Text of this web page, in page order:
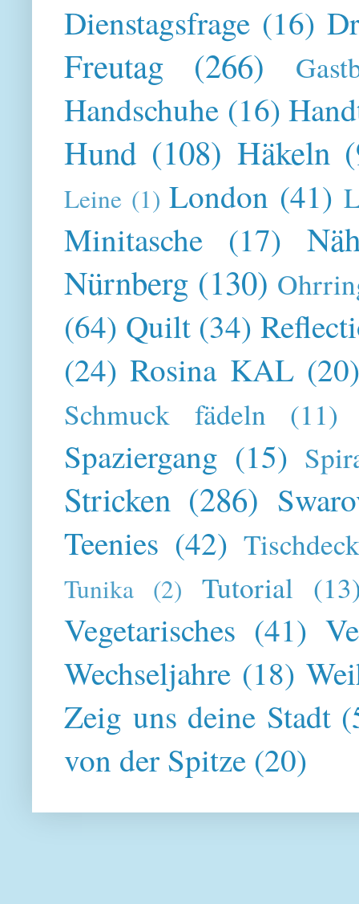
Dienstagsfrage (16)
Freutag (266)
Handschuhe (16)
Hund (108) Häkeln
Leine (1) London (41)
Minitasche (17)
Nürnberg (130)
(64) Quilt (34)
(24) Rosina KAL
Schmuck fädeln (11)
Spaziergang (15)
Stricken (286)
Teenies (42)
Tunika (2) Tutorial
Vegetarisches (41)
Wechseljahre (18)
Zeig uns deine Stadt
von der Spitze (20)